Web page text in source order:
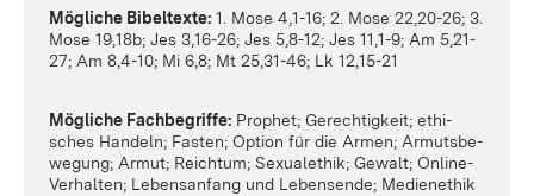
Mög­li­che Bi­bel­tex­te: 1. Mo­se 4,1-16; 2. Mo­se 22,20-26; 3.
Mo­se 19,18b; Jes 3,16-26; Jes 5,8-12; Jes 11,1-9; Am 5,21-
27; Am 8,4-10; Mi 6,8; Mt 25,31-46; Lk 12,15-21
Mög­li­che Fach­be­grif­fe: Pro­phet; Ge­rech­tig­keit; ethi­
sches Han­deln; Fas­ten; Op­ti­on für die Ar­men; Ar­muts­be­
we­gung; Ar­mut; Reich­tum; Se­xu­al­ethik; Ge­walt; On­line-
Ver­hal­ten; Le­bens­an­fang und Le­bens­en­de; Me­di­en­ethik